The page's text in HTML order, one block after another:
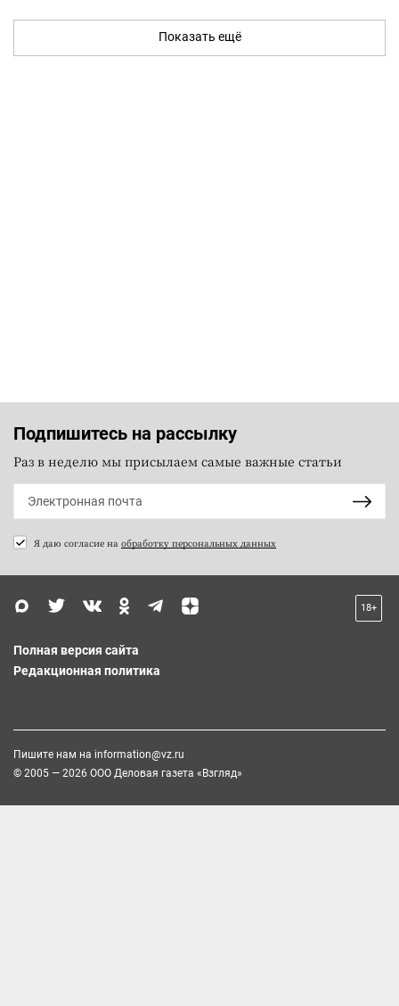
Показать ещё
Подпишитесь на рассылку
Раз в неделю мы присылаем самые важные статьи
Я даю согласие на обработку персональных данных
18+
Полная версия сайта
Редакционная политика
Пишите нам на information@vz.ru
© 2005 — 2026 ООО Деловая газета «Взгляд»